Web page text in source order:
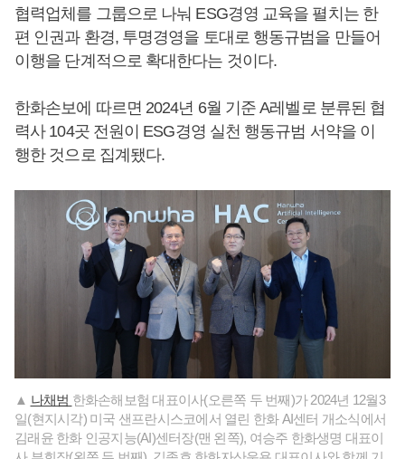
협력업체를 그룹으로 나눠 ESG경영 교육을 펼치는 한
편 인권과 환경, 투명경영을 토대로 행동규범을 만들어
이행을 단계적으로 확대한다는 것이다.
한화손보에 따르면 2024년 6월 기준 A레벨로 분류된 협
력사 104곳 전원이 ESG경영 실천 행동규범 서약을 이
행한 것으로 집계됐다.
▲ 나채범 한화손해보험 대표이사(오른쪽 두 번째)가 2024년 12월3
일(현지시각) 미국 샌프란시스코에서 열린 한화 AI센터 개소식에서
김래윤 한화 인공지능(AI)센터장(맨 왼쪽), 여승주 한화생명 대표이